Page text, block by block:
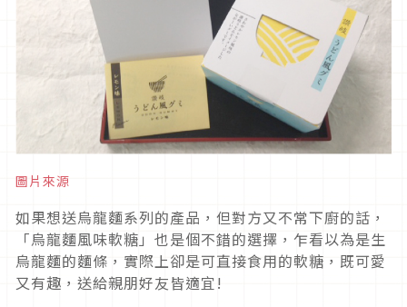
圖片來源
如果想送烏龍麵系列的產品，但對方又不常下廚的話，
「烏龍麵風味軟糖」也是個不錯的選擇，乍看以為是生
烏龍麵的麵條，實際上卻是可直接食用的軟糖，既可愛
又有趣，送給親朋好友皆適宜!